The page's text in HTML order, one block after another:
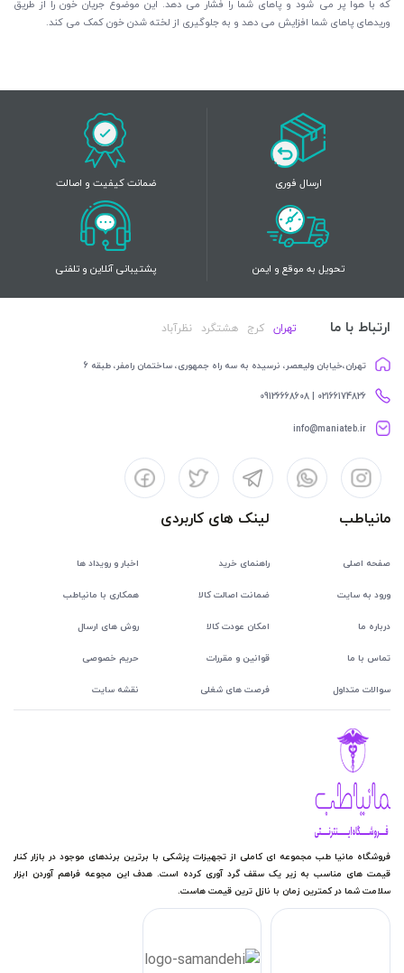
که با هوا پر می شود و پاهای شما را فشار می دهد. این موضوع جریان خون را از طریق
وریدهای پاهای شما افزایش می دهد و به جلوگیری از لخته شدن خون کمک می کند.
ارسال فوری ضمانت کیفیت و اصالت
تحویل به موقع و ایمن پشتیبانی آنلاین و تلفنی
ارتباط با ما تهران کرج هشتگرد نظرآباد
تهران،خیابان ولیعصر، نرسیده به سه راه جمهوری، ساختمان رامفر، طبقه 6
02166174826 | 09126668608
info@maniateb.ir
مانیاطب
صفحه اصلی
ورود به سایت
درباره ما
تماس با ما
سوالات متداول
لینک های کاربردی
راهنمای خرید اخبار و رویداد ها
ضمانت اصالت کالا همکاری با مانیاطب
امکان عودت کالا روش های ارسال
قوانین و مقررات حریم خصوصی
فرصت های شغلی نقشه سایت
فروشگاه مانیا طب مجموعه ای کاملی از تجهیزات پزشکی با برترین برندهای موجود در بازار کنار
قیمت های مناسب به زیر یک سقف گرد آوری کرده است. هدف این مجوعه فراهم آوردن ابزار
سلامت شما در کمترین زمان با نازل ترین قیمت هاست.